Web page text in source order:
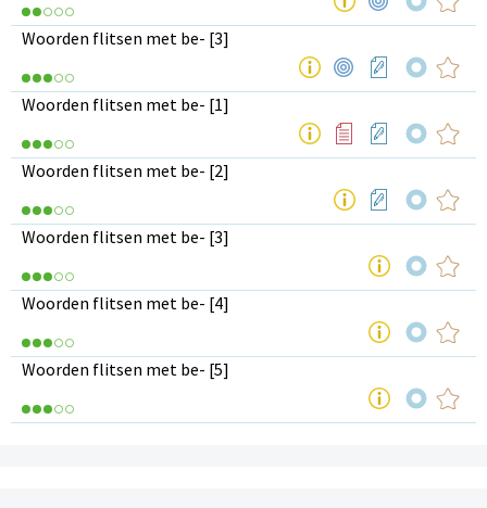
Woorden flitsen met be- [3]
Woorden flitsen met be- [1]
Woorden flitsen met be- [2]
Woorden flitsen met be- [3]
Woorden flitsen met be- [4]
Woorden flitsen met be- [5]